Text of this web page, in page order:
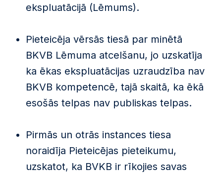
ekspluatācijā (Lēmums).
Pieteicēja vērsās tiesā par minētā
BKVB Lēmuma atcelšanu, jo uzskatīja
ka ēkas ekspluatācijas uzraudzība nav
BKVB kompetencē, tajā skaitā, ka ēkā
esošās telpas nav publiskas telpas.
Pirmās un otrās instances tiesa
noraidīja Pieteicējas pieteikumu,
uzskatot, ka BVKB ir rīkojies savas